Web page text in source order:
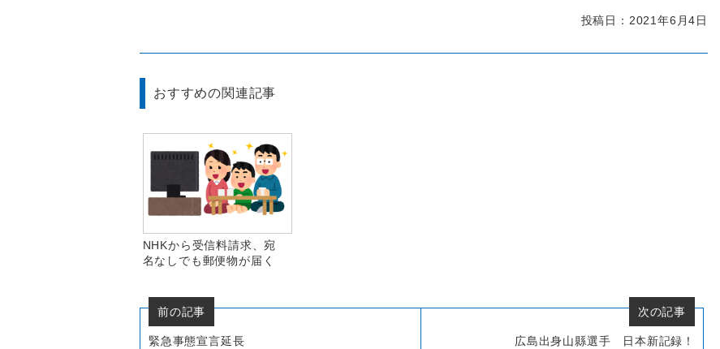
投稿日：2021年6月4日
おすすめの関連記事
NHKから受信料請求、宛
名なしでも郵便物が届く
前の記事
緊急事態宣言延長
次の記事
広島出身山縣選手 日本新記録！